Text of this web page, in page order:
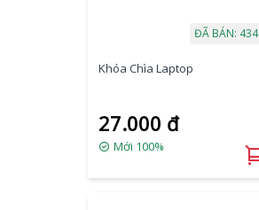
ĐÃ BÁN: 434
Khóa Chìa Laptop
27.000 đ
Mới 100%